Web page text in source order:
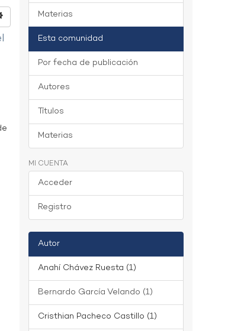
Materias
Esta comunidad
Por fecha de publicación
Autores
Títulos
Materias
MI CUENTA
Acceder
Registro
Autor
Anahí Chávez Ruesta (1)
Bernardo García Velando (1)
Cristhian Pacheco Castillo (1)